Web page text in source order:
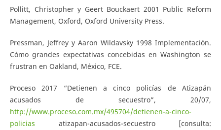
Pollitt, Christopher y Geert Bouckaert 2001 Public Reform
Management, Oxford, Oxford University Press.
Pressman, Jeffrey y Aaron Wildavsky 1998 Implementación.
Cómo grandes expectativas concebidas en Washington se
frustran en Oakland, México, FCE.
Proceso 2017 “Detienen a cinco policías de Atizapán
acusados de secuestro”, 20/07,
http://www.proceso.com.mx/495704/detienen-a-cinco-
policias atizapan-acusados-secuestro [consulta: